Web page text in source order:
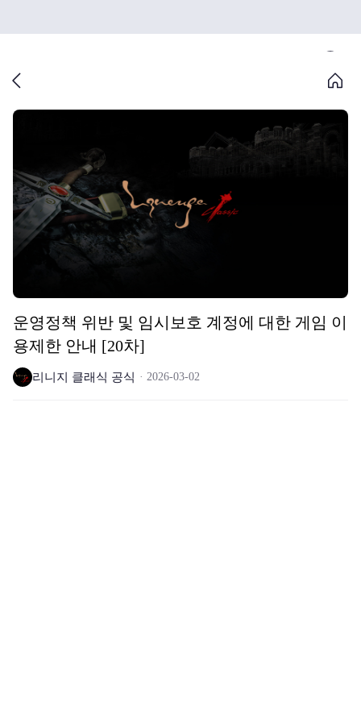
운영정책 위반 및 임시보호 계정에 대한 게임 이
용제한 안내 [20차]
리니지 클래식 공식 2026-03-02